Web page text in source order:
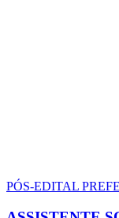
PÓS-EDITAL